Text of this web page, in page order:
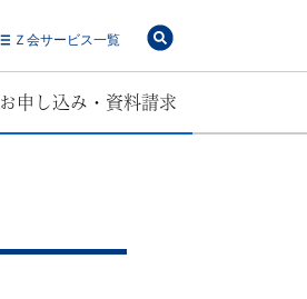
Ｚ会サービス一覧
お申し込み・資料請求